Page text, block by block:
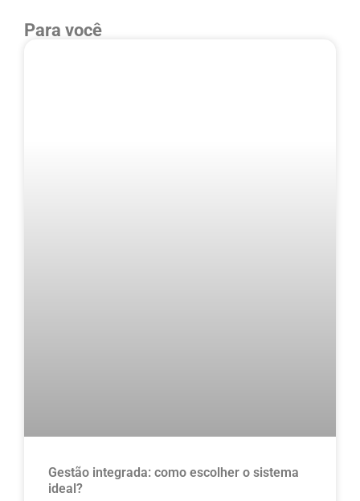
Para você
Gestão integrada: como escolher o sistema
ideal?